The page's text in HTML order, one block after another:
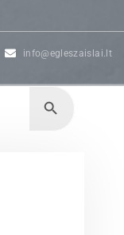
info@egleszaislai.lt